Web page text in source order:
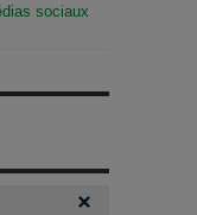
sociaux